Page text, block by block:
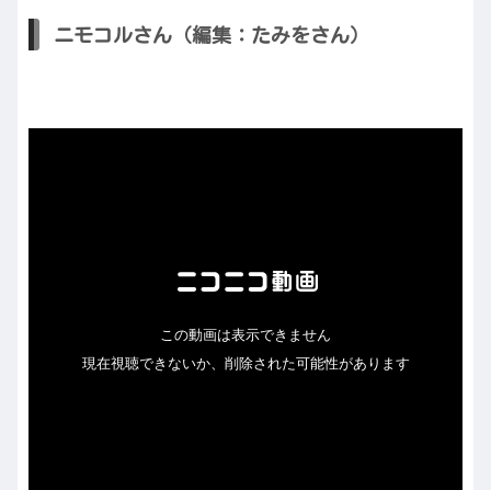
ニモコルさん（編集：たみをさん）